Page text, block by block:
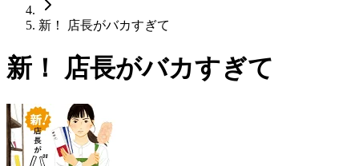
新！ 店長がバカすぎて
新！ 店長がバカすぎて